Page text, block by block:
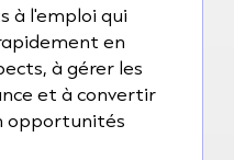
à l'emploi qui
en
à gérer les
et à convertir
opportunités